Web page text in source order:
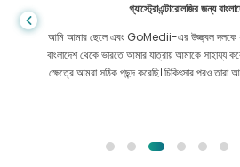
গ্যাস্ট্রোএন্টারোলজির জন্য
আমি আমার ছেলে এবং GoMedii-এর উজ্জ্বল দলকে
বাংলাদেশ থেকে ভারতে আমার যাত্রায় আমাকে সাহায্য
ক্ষেত্রে আমরা সঠিক পছন্দ করেছি। চিকিৎসার পরও তারা